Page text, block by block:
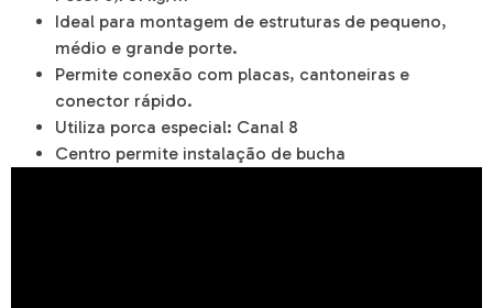
Ideal para montagem de estruturas de pequeno,
médio e grande porte.
Permite conexão com placas, cantoneiras e
conector rápido.
Utiliza porca especial: Canal 8
Centro permite instalação de bucha